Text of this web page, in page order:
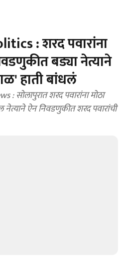
: शरद पवारांना
बड्या नेत्याने
हाती बांधलं
सोलापुरात शरद पवारांना मोठा
ऐन निवडणुकीत शरद पवारांची